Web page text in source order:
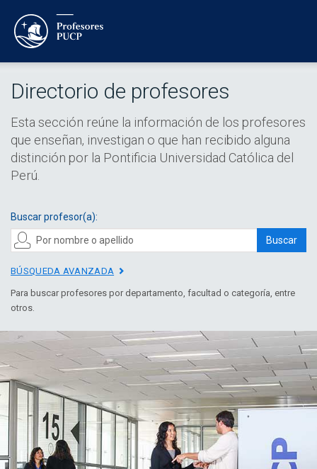
Directorio de profesores
Esta sección reúne la información de los profesores
que enseñan, investigan o que han recibido alguna
distinción por la Pontificia Universidad Católica del
Perú.
Buscar profesor(a):
Buscar
BÚSQUEDA AVANZADA
Para buscar profesores por departamento, facultad o categoría, entre
otros.